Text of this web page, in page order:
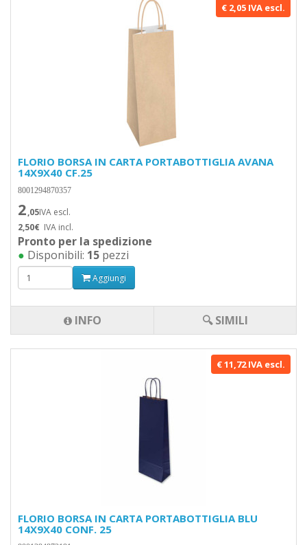
€ 2,05 IVA escl.
FLORIO BORSA IN CARTA PORTABOTTIGLIA AVANA
14X9X40 CF.25
8001294870357
2,05IVA escl.
2,50€ IVA incl.
Pronto per la spedizione
● Disponibili: 15 pezzi
Aggiungi
INFO 🔍 SIMILI
€ 11,72 IVA escl.
FLORIO BORSA IN CARTA PORTABOTTIGLIA BLU
14X9X40 CONF. 25